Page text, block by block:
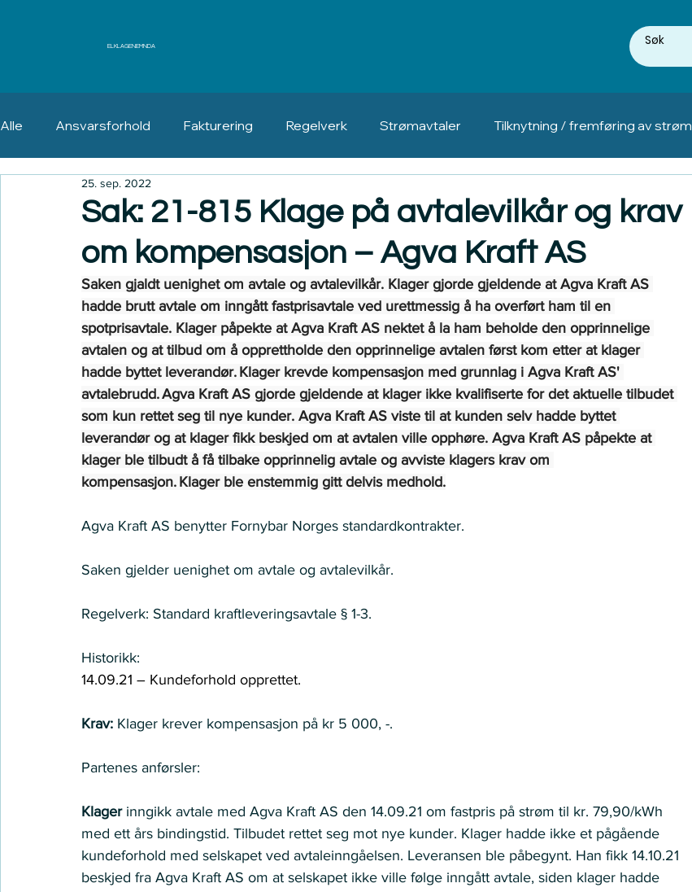
ELKLAGENEMNDA
Alle Ansvarsforhold Fakturering Regelverk Strømavtaler Tilknytning / fremføring av strøm
Erstatning Angrerett
Sak: 21-815 Klage på avtalevilkår og krav
om kompensasjon – Agva Kraft AS
25. sep. 2022
Saken gjaldt uenighet om avtale og avtalevilkår. Klager gjorde gjeldende at Agva Kraft AS
hadde brutt avtale om inngått fastprisavtale ved urettmessig å ha overført ham til en
spotprisavtale. Klager påpekte at Agva Kraft AS nektet å la ham beholde den opprinnelige
avtalen og at tilbud om å opprettholde den opprinnelige avtalen først kom etter at klager
hadde byttet leverandør. Klager krevde kompensasjon med grunnlag i Agva Kraft AS'
avtalebrudd. Agva Kraft AS gjorde gjeldende at klager ikke kvalifiserte for det aktuelle tilbudet
som kun rettet seg til nye kunder. Agva Kraft AS viste til at kunden selv hadde byttet
leverandør og at klager fikk beskjed om at avtalen ville opphøre. Agva Kraft AS påpekte at
klager ble tilbudt å få tilbake opprinnelig avtale og avviste klagers krav om
kompensasjon. Klager ble enstemmig gitt delvis medhold.
Agva Kraft AS benytter Fornybar Norges standardkontrakter.
Saken gjelder uenighet om avtale og avtalevilkår.
Regelverk: Standard kraftleveringsavtale § 1-3.
Historikk:
14.09.21 – Kundeforhold opprettet.
Krav: Klager krever kompensasjon på kr 5 000, -.
Partenes anførsler:
Klager inngikk avtale med Agva Kraft AS den 14.09.21 om fastpris på strøm til kr. 79,90/kWh
med ett års bindingstid. Tilbudet rettet seg mot nye kunder. Klager hadde ikke et pågående
kundeforhold med selskapet ved avtaleinngåelsen. Leveransen ble påbegynt. Han fikk 14.10.21
beskjed fra Agva Kraft AS om at selskapet ikke ville følge inngått avtale, siden klager hadde